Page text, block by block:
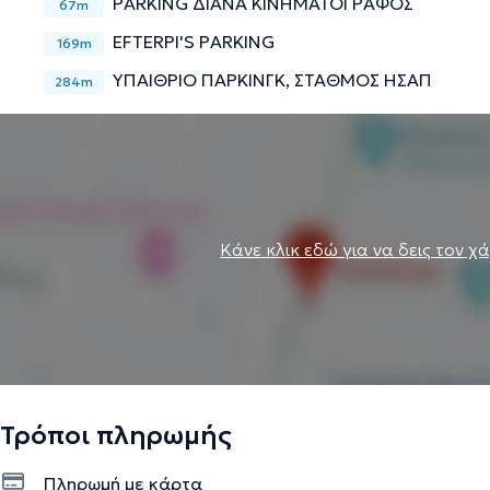
67m
169m EFTERPI'S PARKING
284m ΥΠΑΙΘΡΙΟ ΠΑΡΚΙΝΓΚ, ΣΤΑΘΜΟΣ ΗΣΑΠ
Κάνε κλικ εδώ για να δεις τον
Τρόποι πληρωμής
Πληρωμή με κάρτα